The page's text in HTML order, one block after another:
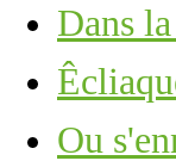
Dans
Ou